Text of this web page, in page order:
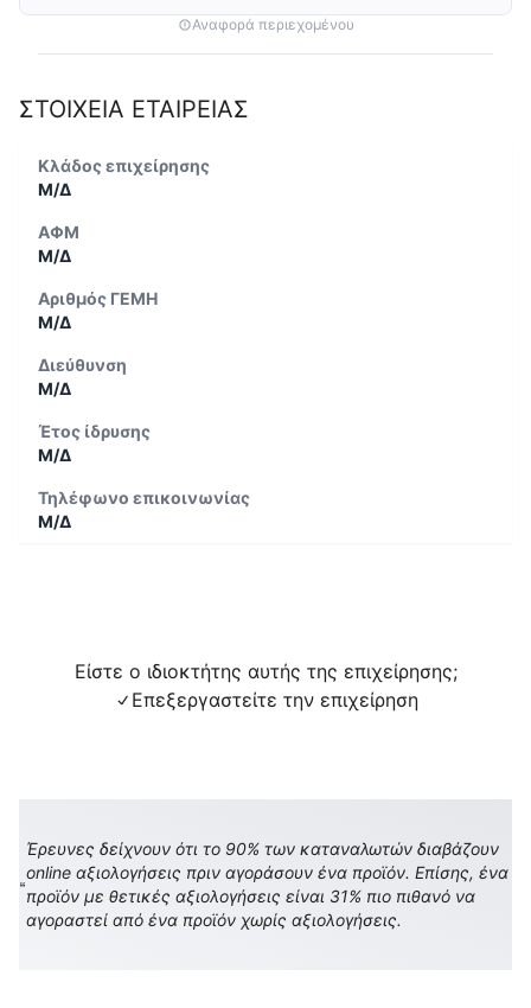
Αναφορά περιεχομένου
ΣΤΟΙΧΕΙΑ ΕΤΑΙΡΕΙΑΣ
Κλάδος επιχείρησης
Μ/Δ
ΑΦΜ
Μ/Δ
Αριθμός ΓΕΜΗ
Μ/Δ
Διεύθυνση
Μ/Δ
Έτος ίδρυσης
Μ/Δ
Τηλέφωνο επικοινωνίας
Μ/Δ
Είστε ο ιδιοκτήτης αυτής της επιχείρησης;
Επεξεργαστείτε την επιχείρηση
Έρευνες δείχνουν ότι το 90% των καταναλωτών διαβάζουν
online αξιολογήσεις πριν αγοράσουν ένα προϊόν. Επίσης, ένα
προϊόν με θετικές αξιολογήσεις είναι 31% πιο πιθανό να
αγοραστεί από ένα προϊόν χωρίς αξιολογήσεις.